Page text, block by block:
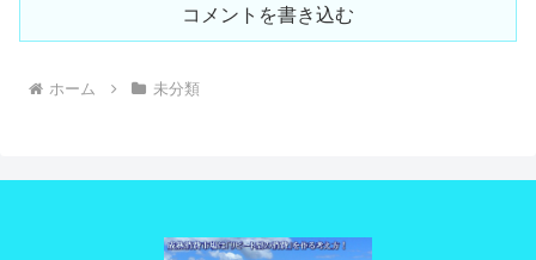
コメントを書き込む
ホーム 未分類